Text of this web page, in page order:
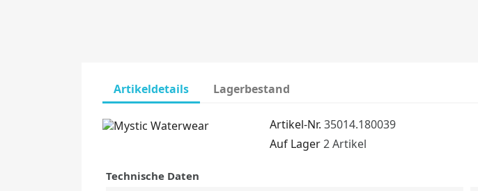
Artikeldetails Lagerbestand
Artikel-Nr. 35014.180039
Auf Lager2 Artikel
Technische Daten